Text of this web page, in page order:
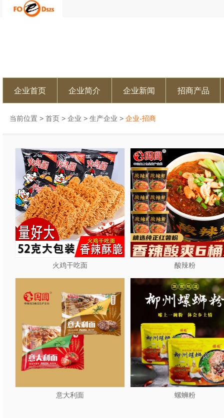
企业首页 企业简介 企业新闻 招商产品
当前位置 > 首页 > 企业 > 生产企业 > 企业-招商
火鸡干吃面 酸辣粉
意大利面 螺蛳粉